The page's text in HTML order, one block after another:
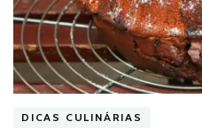
DICAS CULINÁRIAS